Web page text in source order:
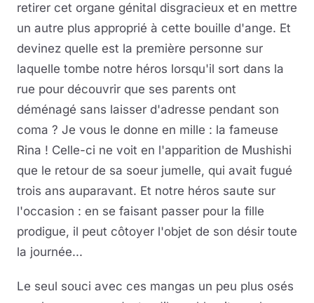
retirer cet organe génital disgracieux et en mettre
un autre plus approprié à cette bouille d'ange. Et
devinez quelle est la première personne sur
laquelle tombe notre héros lorsqu'il sort dans la
rue pour découvrir que ses parents ont
déménagé sans laisser d'adresse pendant son
coma ? Je vous le donne en mille : la fameuse
Rina ! Celle-ci ne voit en l'apparition de Mushishi
que le retour de sa soeur jumelle, qui avait fugué
trois ans auparavant. Et notre héros saute sur
l'occasion : en se faisant passer pour la fille
prodigue, il peut côtoyer l'objet de son désir toute
la journée...
Le seul souci avec ces mangas un peu plus osés